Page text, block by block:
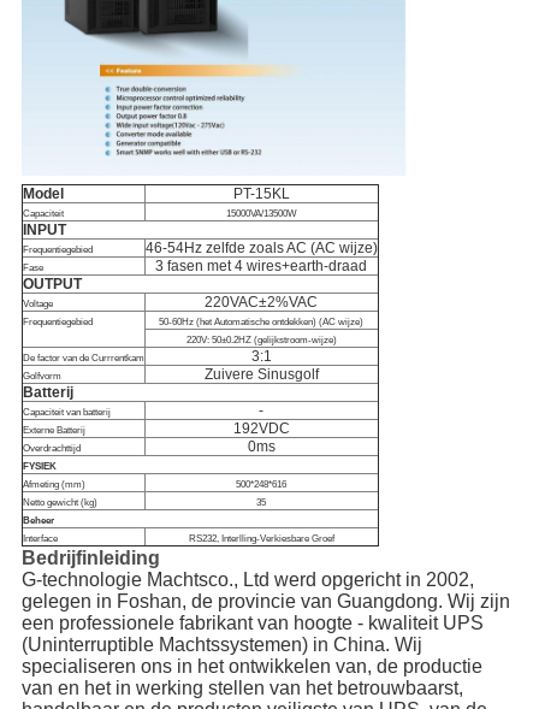
Model PT-15KL
Capaciteit 15000VA/13500W
INPUT
Frequentiegebied 46-54Hz zelfde zoals AC (AC wijze)
Fase
3 fasen met 4 wires+earth-draad
OUTPUT
Voltage 220VAC±2%VAC
Frequentiegebied
50-60Hz (het Automatische ontdekken) (AC wijze)
220V: 50±0.2HZ (gelijkstroom-wijze)
De factor van de Currrentkam
3:1
Golfvorm
Zuivere Sinusgolf
Batterij
Capaciteit van batterij -
Externe Batterij 192VDC
Overdrachttijd 0ms
FYSIEK
Afmeting (mm)
500*248*616
Netto gewicht (kg)
35
Beheer
Interface
RS232, Interlling-Verkiesbare Groef
Bedrijfinleiding
G-technologie Machtsco., Ltd werd opgericht in 2002,
gelegen in Foshan, de provincie van Guangdong. Wij zijn
een professionele fabrikant van hoogte - kwaliteit UPS
(Uninterruptible Machtssystemen) in China. Wij
specialiseren ons in het ontwikkelen van, de productie
van en het in werking stellen van het betrouwbaarst,